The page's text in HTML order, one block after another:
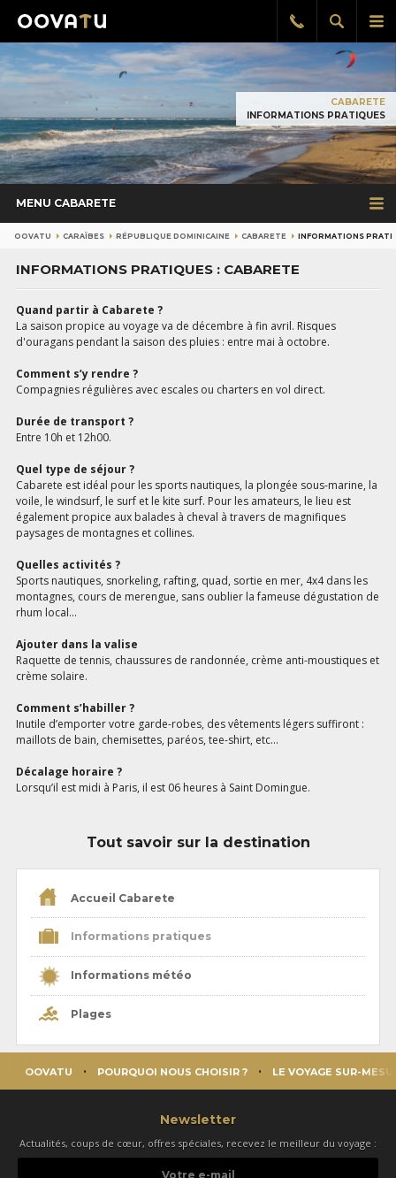
le
Afficher
la
Rappel
gratuit
CABARETE
INFORMATIONS PRATIQUES
MENU CABARETE
OOVATU CARAÏBES RÉPUBLIQUE DOMINICAINE CABARETE INFORMATIONS
INFORMATIONS PRATIQUES : CABARETE
Quand partir à Cabarete ?
La saison propice au voyage va de décembre à fin avril. Risques
d'ouragans pendant la saison des pluies : entre mai à octobre.
Comment s’y rendre ?
Compagnies régulières avec escales ou charters en vol direct.
Durée de transport ?
Entre 10h et 12h00.
Quel type de séjour ?
Cabarete est idéal pour les sports nautiques, la plongée sous-marine, la
voile, le windsurf, le surf et le kite surf. Pour les amateurs, le lieu est
également propice aux balades à cheval à travers de magnifiques
paysages de montagnes et collines.
Quelles activités ?
Sports nautiques, snorkeling, rafting, quad, sortie en mer, 4x4 dans les
montagnes, cours de merengue, sans oublier la fameuse dégustation de
rhum local...
Ajouter dans la valise
Raquette de tennis, chaussures de randonnée, crème anti-moustiques et
crème solaire.
Comment s’habiller ?
Inutile d’emporter votre garde-robes, des vêtements légers suffiront :
maillots de bain, chemisettes, paréos, tee-shirt, etc…
Décalage horaire ?
Lorsqu’il est midi à Paris, il est 06 heures à Saint Domingue.
Tout savoir sur la destination
Accueil Cabarete
Informations pratiques
Informations météo
Plages
OOVATU POURQUOI NOUS CHOISIR ? LE VOYAGE SUR-
Newsletter
Actualités, coups de cœur, offres spéciales, recevez le meilleur du voyage :